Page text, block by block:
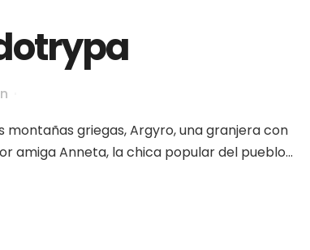
montañas griegas, Argyro, una granjera con
amiga Anneta, la chica popular del pueblo...